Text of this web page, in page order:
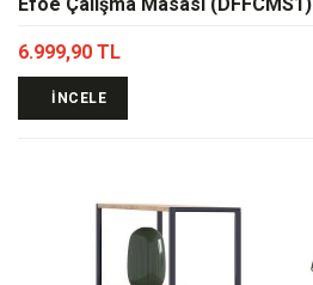
6.999,90 TL
İNCELE